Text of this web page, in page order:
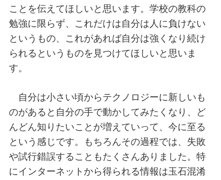
ことを伝えてほしいと思います。学校の教科の
勉強に限らず、これだけは自分は人に負けない
というもの、これがあれば自分は強くなり続け
られるというものを見つけてほしいと思いま
す。
自分は小さい頃からテクノロジーに新しいも
のがあると自分の手で動かしてみたくなり、ど
んどん知りたいことが増えていって、今に至る
という感じです。もちろんその過程では、失敗
や試行錯誤することもたくさんありました。特
にインターネットから得られる情報は玉石混淆